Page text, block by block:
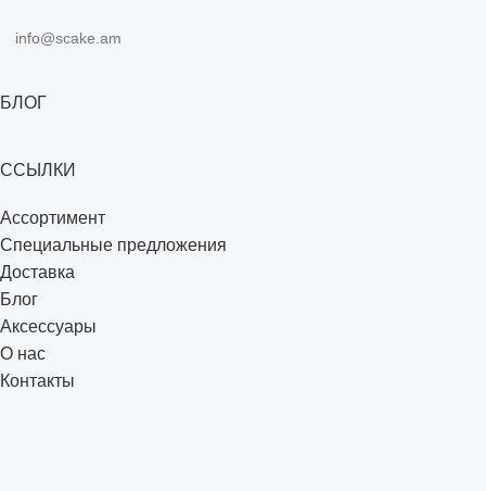
info@scake.am
БЛОГ
ССЫЛКИ
Ассортимент
Специальные предложения
Доставка
Блог
Аксессуары
О нас
Контакты